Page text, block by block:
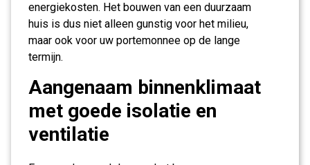
energiekosten. Het bouwen van een duurzaam
huis is dus niet alleen gunstig voor het milieu,
maar ook voor uw portemonnee op de lange
termijn.
Aangenaam binnenklimaat
met goede isolatie en
ventilatie